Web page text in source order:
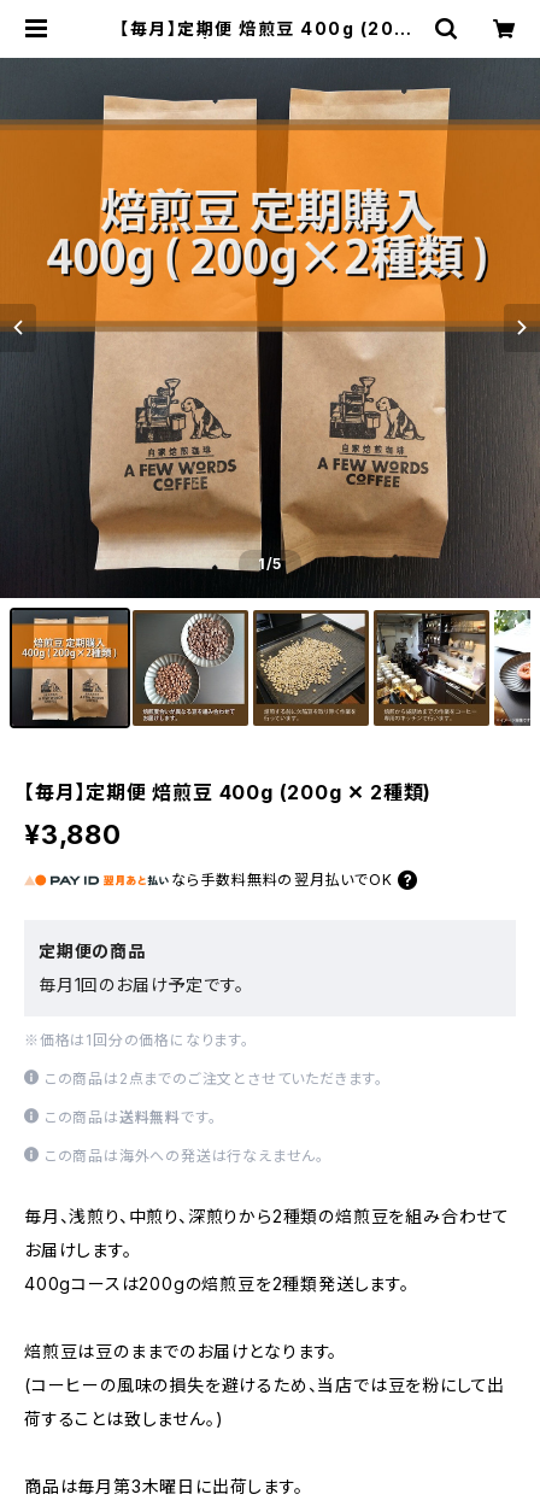
【毎月】定期便 焙煎豆 400g (200g
1/5
【毎月】定期便 焙煎豆 400g (200g ✕ 2種類)
¥3,880
なら 手数料無料の 翌月払いでOK
定期便の商品
毎月1回のお届け予定です。
※価格は1回分の価格になります。
この商品は2点までのご注文とさせていただきます。
この商品は送料無料です。
この商品は海外への発送は行なえません。
毎月、浅煎り、中煎り、深煎りから2種類の焙煎豆を組み合わせて
お届けします。
400gコースは200gの焙煎豆を2種類発送します。
焙煎豆は豆のままでのお届けとなります。
(コーヒーの風味の損失を避けるため、当店では豆を粉にして出
荷することは致しません。)
商品は毎月第3木曜日に出荷します。